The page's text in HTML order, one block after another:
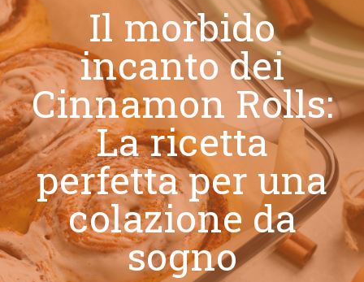
Il morbido
incanto dei
Cinnamon Rolls:
La ricetta
perfetta per una
colazione da
sogno